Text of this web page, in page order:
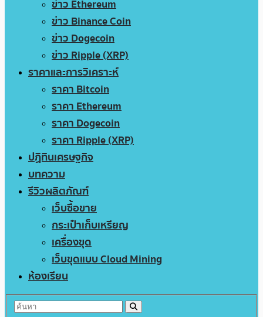
ข่าว Ethereum
ข่าว Binance Coin
ข่าว Dogecoin
ข่าว Ripple (XRP)
ราคาและการวิเคราะห์
ราคา Bitcoin
ราคา Ethereum
ราคา Dogecoin
ราคา Ripple (XRP)
ปฏิทินเศรษฐกิจ
บทความ
รีวิวผลิตภัณฑ์
เว็บซื้อขาย
กระเป๋าเก็บเหรียญ
เครื่องขุด
เว็บขุดแบบ Cloud Mining
ห้องเรียน